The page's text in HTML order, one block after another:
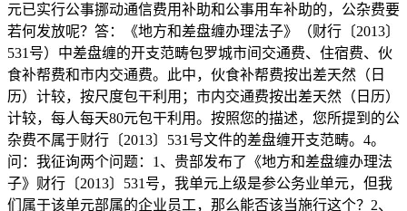
元已实行公事挪动通信费用补助和公事用车补助的，公杂费要
若何发放呢？答：《地方和差盘缠办理法子》（财行〔2013〕
531号）中差盘缠的开支范畴包罗城市间交通费、住宿费、伙
食补帮费和市内交通费。此中，伙食补帮费按出差天然（日
历）计较，按尺度包干利用；市内交通费按出差天然（日历）
计较，每人每天80元包干利用。按照您的描述，您所提到的公
杂费不属于财行〔2013〕531号文件的差盘缠开支范畴。4。
问：我征询两个问题：1、贵部发布了《地方和差盘缠办理法
子》财行〔2013〕531号，我单元上级是参公务业单元，但我
们属于该单元部属的企业员工，那么能否该当施行这个？2、